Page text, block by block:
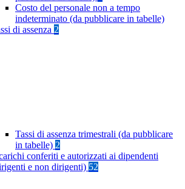
Costo del personale non a tempo
indeterminato (da pubblicare in tabelle)
di assenza 2
Tassi di assenza trimestrali (da pubblicare
in tabelle) 2
conferiti e autorizzati ai dipendenti
e non dirigenti) 52